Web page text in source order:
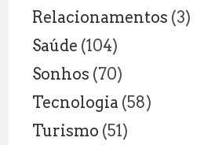
Relacionamentos (3)
Saúde (104)
Sonhos (70)
Tecnologia (58)
Turismo (51)